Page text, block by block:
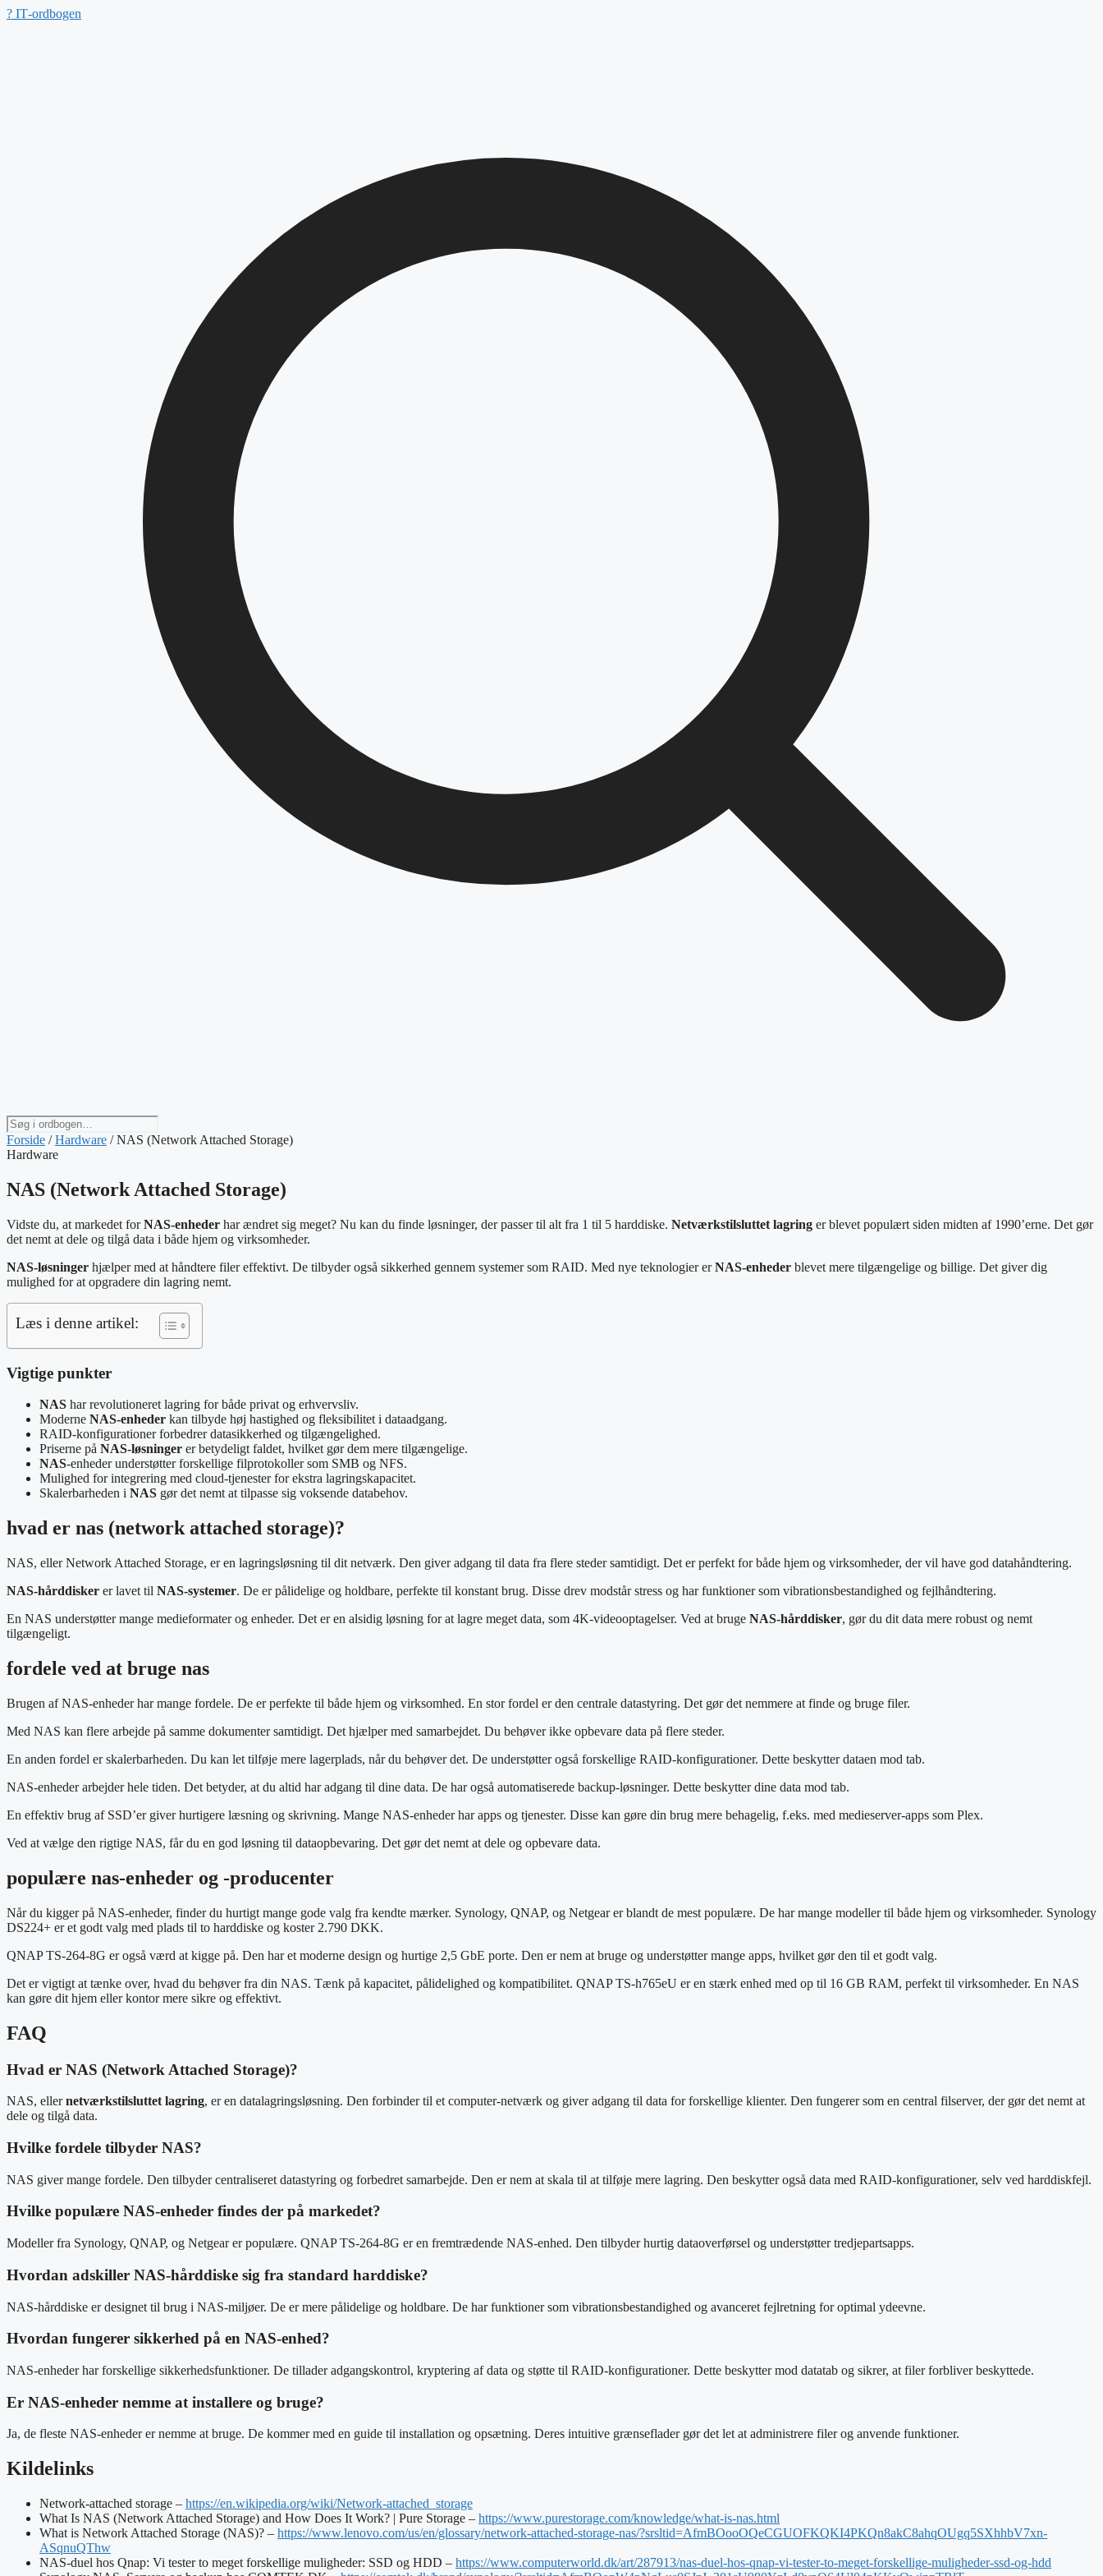
Hop
? IT‑ordbogen
Søg
i
ordbogen
Forside / Hardware / NAS (Network Attached Storage)
Hardware
NAS (Network Attached Storage)
Vidste du, at markedet forNAS-enheder har ændret sig meget? Nu kan du finde løsninger, der passer til alt fra 1 til 5 harddiske. Netværkstilsluttet lagring er blevet populært siden midten af 1990’erne. Det gør
det nemt at dele og tilgå data i både hjem og virksomheder.
NAS-løsninger hjælper med at håndtere filer effektivt. De tilbyder også sikkerhed gennem systemer som RAID. Med nye teknologier erNAS-enheder blevet mere tilgængelige og billige. Det giver dig
mulighed for at opgradere din lagring nemt.
Læs i denne artikel:
Vigtige punkter
NAS har revolutioneret lagring for både privat og erhvervsliv.
Moderne NAS-enheder kan tilbyde høj hastighed og fleksibilitet i dataadgang.
RAID-konfigurationer forbedrer datasikkerhed og tilgængelighed.
Priserne på NAS-løsninger er betydeligt faldet, hvilket gør dem mere tilgængelige.
NAS-enheder understøtter forskellige filprotokoller som SMB og NFS.
Mulighed for integrering med cloud-tjenester for ekstra lagringskapacitet.
Skalerbarheden i NAS gør det nemt at tilpasse sig voksende databehov.
hvad er nas (network attached storage)?
NAS, eller Network Attached Storage, er en lagringsløsning til dit netværk. Den giver adgang til data fra flere steder samtidigt. Det er perfekt for både hjem og virksomheder, der vil have god datahåndtering.
NAS-hårddisker er lavet til NAS-systemer. De er pålidelige og holdbare, perfekte til konstant brug. Disse drev modstår stress og har funktioner som vibrationsbestandighed og fejlhåndtering.
En NAS understøtter mange medieformater og enheder. Det er en alsidig løsning for at lagre meget data, som 4K-videooptagelser. Ved at bruge NAS-hårddisker, gør du dit data mere robust og nemt
tilgængeligt.
fordele ved at bruge nas
Brugen af NAS-enheder har mange fordele. De er perfekte til både hjem og virksomhed. En stor fordel er den centrale datastyring. Det gør det nemmere at finde og bruge filer.
Med NAS kan flere arbejde på samme dokumenter samtidigt. Det hjælper med samarbejdet. Du behøver ikke opbevare data på flere steder.
En anden fordel er skalerbarheden. Du kan let tilføje mere lagerplads, når du behøver det. De understøtter også forskellige RAID-konfigurationer. Dette beskytter dataen mod tab.
NAS-enheder arbejder hele tiden. Det betyder, at du altid har adgang til dine data. De har også automatiserede backup-løsninger. Dette beskytter dine data mod tab.
En effektiv brug af SSD’er giver hurtigere læsning og skrivning. Mange NAS-enheder har apps og tjenester. Disse kan gøre din brug mere behagelig, f.eks. med medieserver-apps som Plex.
Ved at vælge den rigtige NAS, får du en god løsning til dataopbevaring. Det gør det nemt at dele og opbevare data.
populære nas-enheder og -producenter
Når du kigger på NAS-enheder, finder du hurtigt mange gode valg fra kendte mærker. Synology, QNAP, og Netgear er blandt de mest populære. De har mange modeller til både hjem og virksomheder. Synology
DS224+ er et godt valg med plads til to harddiske og koster 2.790 DKK.
QNAP TS-264-8G er også værd at kigge på. Den har et moderne design og hurtige 2,5 GbE porte. Den er nem at bruge og understøtter mange apps, hvilket gør den til et godt valg.
Det er vigtigt at tænke over, hvad du behøver fra din NAS. Tænk på kapacitet, pålidelighed og kompatibilitet. QNAP TS-h765eU er en stærk enhed med op til 16 GB RAM, perfekt til virksomheder. En NAS
kan gøre dit hjem eller kontor mere sikre og effektivt.
FAQ
Hvad er NAS (Network Attached Storage)?
NAS, ellernetværkstilsluttet lagring, er en datalagringsløsning. Den forbinder til et computer-netværk og giver adgang til data for forskellige klienter. Den fungerer som en central filserver, der gør det nemt at
dele og tilgå data.
Hvilke fordele tilbyder NAS?
NAS giver mange fordele. Den tilbyder centraliseret datastyring og forbedret samarbejde. Den er nem at skala til at tilføje mere lagring. Den beskytter også data med RAID-konfigurationer, selv ved harddiskfejl.
Hvilke populære NAS-enheder findes der på markedet?
Modeller fra Synology, QNAP, og Netgear er populære. QNAP TS-264-8G er en fremtrædende NAS-enhed. Den tilbyder hurtig dataoverførsel og understøtter tredjepartsapps.
Hvordan adskiller NAS-hårddiske sig fra standard harddiske?
NAS-hårddiske er designet til brug i NAS-miljøer. De er mere pålidelige og holdbare. De har funktioner som vibrationsbestandighed og avanceret fejlretning for optimal ydeevne.
Hvordan fungerer sikkerhed på en NAS-enhed?
NAS-enheder har forskellige sikkerhedsfunktioner. De tillader adgangskontrol, kryptering af data og støtte til RAID-konfigurationer. Dette beskytter mod datatab og sikrer, at filer forbliver beskyttede.
Er NAS-enheder nemme at installere og bruge?
Ja, de fleste NAS-enheder er nemme at bruge. De kommer med en guide til installation og opsætning. Deres intuitive grænseflader gør det let at administrere filer og anvende funktioner.
Kildelinks
Network-attached storage – https://en.wikipedia.org/wiki/Network-attached_storage
What Is NAS (Network Attached Storage) and How Does It Work? | Pure Storage – https://www.purestorage.com/knowledge/what-is-nas.html
What is Network Attached Storage (NAS)? – https://www.lenovo.com/us/en/glossary/network-attached-storage-nas/?srsltid=AfmBOooOQeCGUOFKQKI4PKQn8akC8ahqOUgq5SXhhbV7xn-
ASqnuQThw
NAS-duel hos Qnap: Vi tester to meget forskellige muligheder: SSD og HDD – https://www.computerworld.dk/art/287913/nas-duel-hos-qnap-vi-tester-to-meget-forskellige-muligheder-ssd-og-hdd